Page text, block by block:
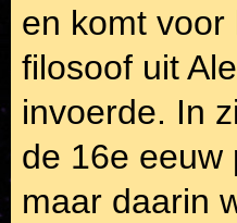
en komt
filosoof uit
invoerde. In
de 16e eeuw
maar daarin